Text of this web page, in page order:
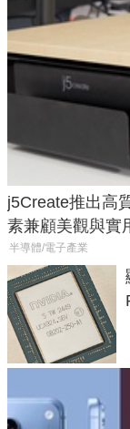
j5Create推出高
素兼顧美觀與實
半導體/電子產業